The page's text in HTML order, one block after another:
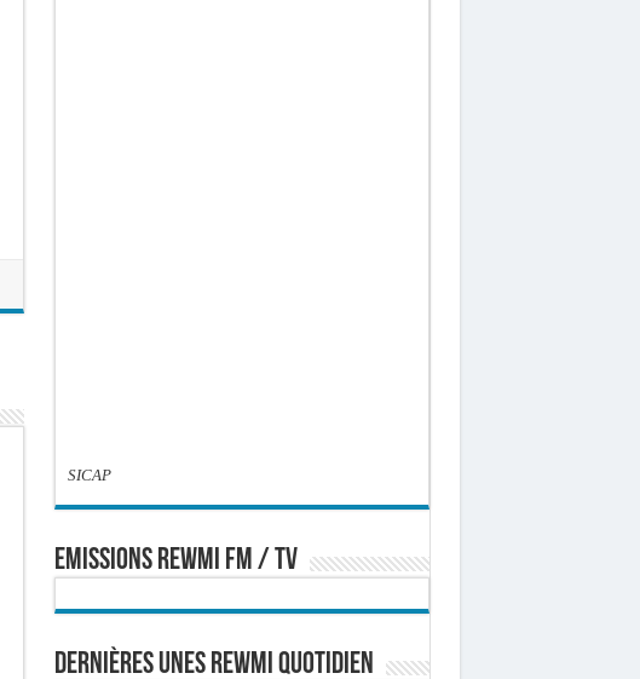
SICAP
EMISSIONS REWMI FM / TV
Dernières Unes Rewmi Quotidien